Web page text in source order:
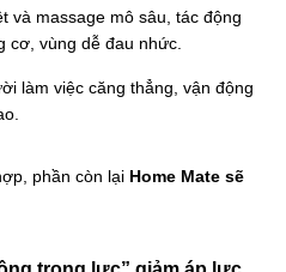
và massage mô sâu, tác động
cơ, vùng dễ đau nhức.
làm việc căng thẳng, vận động
phần còn lại Home Mate sẽ